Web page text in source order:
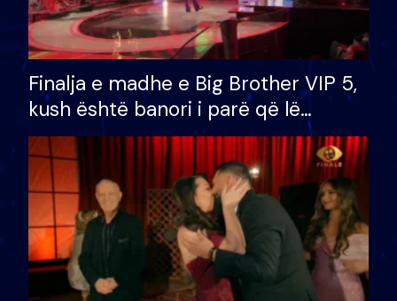
Finalja e madhe e Big Brother VIP 5,
kush është banori i parë që lë
shtëpinë dhe humb mundësinë për
të fituar çmimin e madh